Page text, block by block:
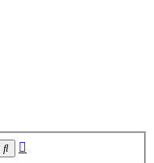
Suche